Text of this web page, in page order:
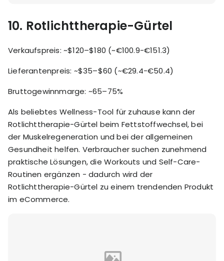
10. Rotlichttherapie-Gürtel
Verkaufspreis: ~$120–$180 (~€100.9-€151.3)
Lieferantenpreis: ~$35–$60 (~€29.4-€50.4)
Bruttogewinnmarge: ~65–75%
Als beliebtes Wellness-Tool für zuhause kann der
Rotlichttherapie-Gürtel beim Fettstoffwechsel, bei
der Muskelregeneration und bei der allgemeinen
Gesundheit helfen. Verbraucher suchen zunehmend
praktische Lösungen, die Workouts und Self-Care-
Routinen ergänzen - dadurch wird der
Rotlichttherapie-Gürtel zu einem trendenden Produkt
im eCommerce.